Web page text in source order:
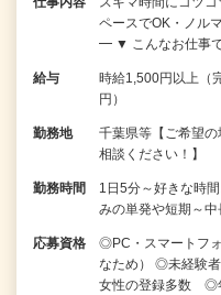
ペースでOK・
━ ▼ こんなお仕
給与
時給1,500円以上（
円）
勤務地
千葉県等【ご希望
相談ください！】
勤務時間
1日5分～好きな時
みの単発や短期～
応募資格
◎PC・スマートフ
なため） ◎未経験
女性の登録多数 ◎